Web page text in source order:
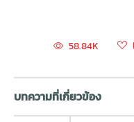
58.84K
บทความที่เกี่ยวข้อง